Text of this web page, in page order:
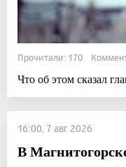
Прочитали: 170
Что об этом сказал
16:00, 7 авг 2026
В